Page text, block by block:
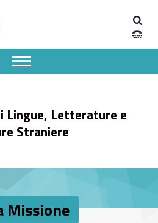
Lingue, Letterature e
Straniere
Apri il menu secondario
Missione